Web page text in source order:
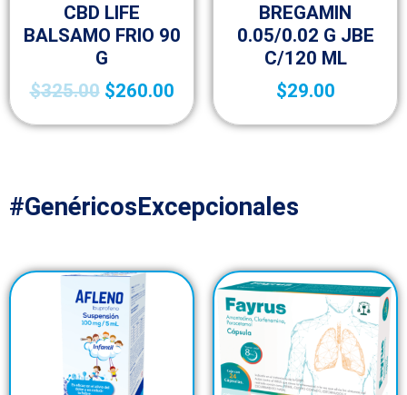
CBD LIFE
BALSAMO FRIO 90
G
$325.00 $260.00
BREGAMIN
0.05/0.02 G JBE
C/120 ML
$29.00
#GenéricosExcepcionales